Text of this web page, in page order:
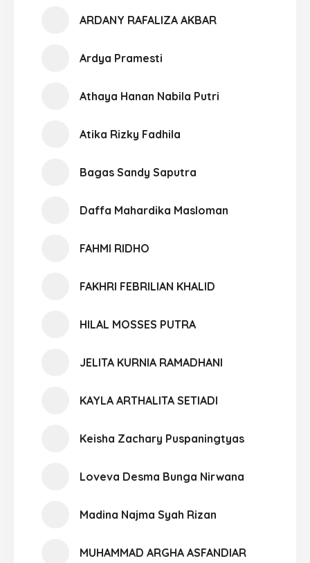
ARDANY RAFALIZA AKBAR
Ardya Pramesti
Athaya Hanan Nabila Putri
Atika Rizky Fadhila
Bagas Sandy Saputra
Daffa Mahardika Masloman
FAHMI RIDHO
FAKHRI FEBRILIAN KHALID
HILAL MOSSES PUTRA
JELITA KURNIA RAMADHANI
KAYLA ARTHALITA SETIADI
Keisha Zachary Puspaningtyas
Loveva Desma Bunga Nirwana
Madina Najma Syah Rizan
MUHAMMAD ARGHA ASFANDIAR